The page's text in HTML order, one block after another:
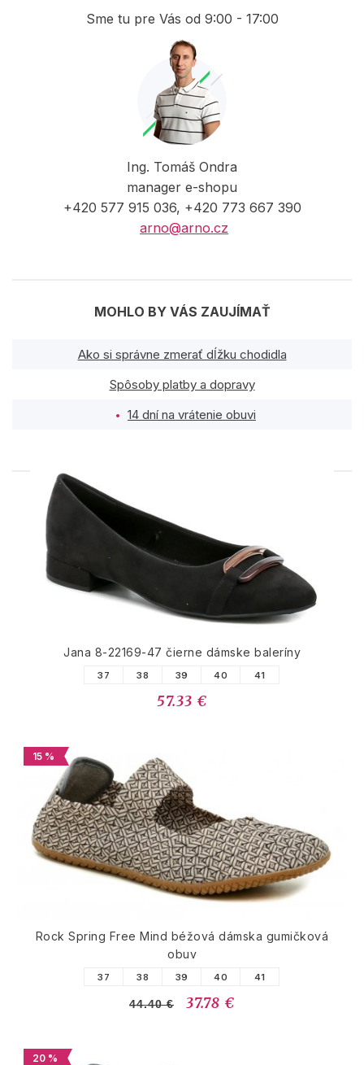
Sme tu pre Vás od 9:00 - 17:00
Ing. Tomáš Ondra
manager e-shopu
+420 577 915 036, +420 773 667 390
arno@arno.cz
MOHLO BY VÁS ZAUJÍMAŤ
Ako si správne zmerať dĺžku chodidla
Spôsoby platby a dopravy
14 dní na vrátenie obuvi
PODOBNÉ PRODUKTY
Jana 8-22169-47 čierne dámske baleríny
37 38 39 40 41
57.33 €
15 %
Rock Spring Free Mind béžová dámska gumičková
obuv
37 38 39 40 41
44.40 € 37.78 €
20 %